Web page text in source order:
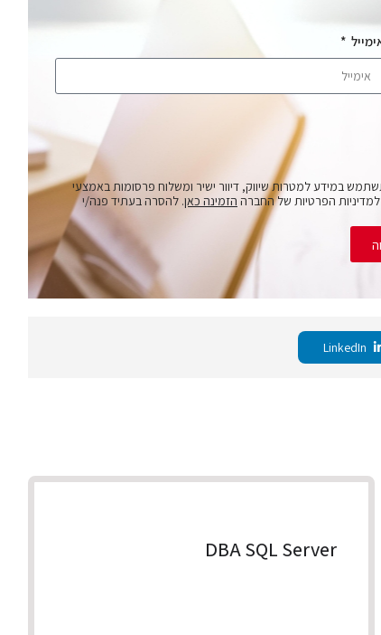
במידע למטרות שיווק, דיוור ישיר ומשלוח פרסומות באמצעי
הפרטיות של החברה הזמינה כאן. להסרה בעתיד פנה/י
DBA SQL Server